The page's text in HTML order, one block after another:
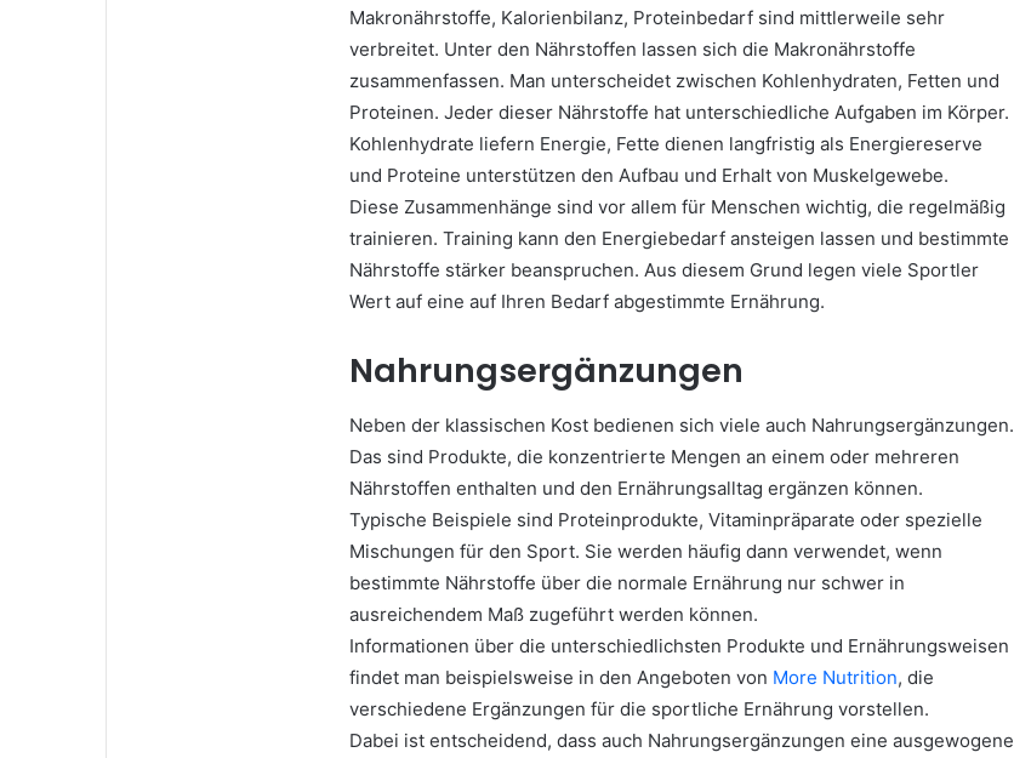
Makronährstoffe, Kalorienbilanz, Proteinbedarf sind mittlerweile sehr
verbreitet. Unter den Nährstoffen lassen sich die Makronährstoffe
zusammenfassen. Man unterscheidet zwischen Kohlenhydraten, Fetten und
Proteinen. Jeder dieser Nährstoffe hat unterschiedliche Aufgaben im Körper.
Kohlenhydrate liefern Energie, Fette dienen langfristig als Energiereserve
und Proteine unterstützen den Aufbau und Erhalt von Muskelgewebe.
Diese Zusammenhänge sind vor allem für Menschen wichtig, die regelmäßig
trainieren. Training kann den Energiebedarf ansteigen lassen und bestimmte
Nährstoffe stärker beanspruchen. Aus diesem Grund legen viele Sportler
Wert auf eine auf Ihren Bedarf abgestimmte Ernährung.
Nahrungsergänzungen
Neben der klassischen Kost bedienen sich viele auch Nahrungsergänzungen.
Das sind Produkte, die konzentrierte Mengen an einem oder mehreren
Nährstoffen enthalten und den Ernährungsalltag ergänzen können.
Typische Beispiele sind Proteinprodukte, Vitaminpräparate oder spezielle
Mischungen für den Sport. Sie werden häufig dann verwendet, wenn
bestimmte Nährstoffe über die normale Ernährung nur schwer in
ausreichendem Maß zugeführt werden können.
Informationen über die unterschiedlichsten Produkte und Ernährungsweisen
findet man beispielsweise in den Angeboten von More Nutrition, die
verschiedene Ergänzungen für die sportliche Ernährung vorstellen.
Dabei ist entscheidend, dass auch Nahrungsergänzungen eine ausgewogene